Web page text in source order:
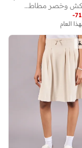
تنورة بكشكش وخصر مطاطي
-71
العام